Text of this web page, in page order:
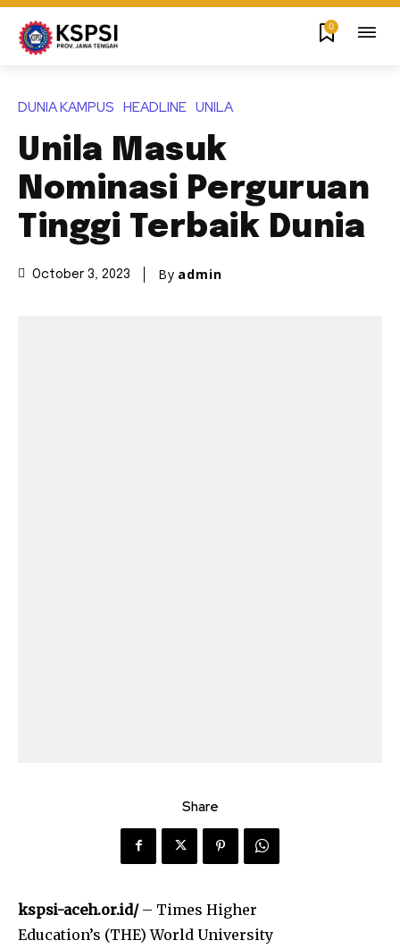
0
DUNIA KAMPUS HEADLINE UNILA
Unila Masuk
Nominasi Perguruan
Tinggi Terbaik Dunia
October 3, 2023 By admin
Share
kspsi-aceh.or.id/– Times Higher
Education’s (THE) World University